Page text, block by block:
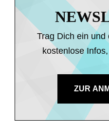
Trag Dich ein
kostenlose
ZUR